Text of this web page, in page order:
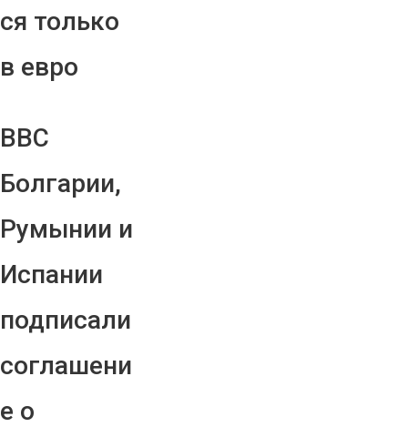
ся только
в евро
ВВС
Болгарии,
Румынии и
Испании
подписали
соглашени
е о